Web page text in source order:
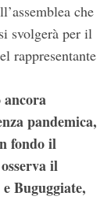
che
svolgerà per il
rappresentante
pandemica,
fondo il
il
Buguggiate,